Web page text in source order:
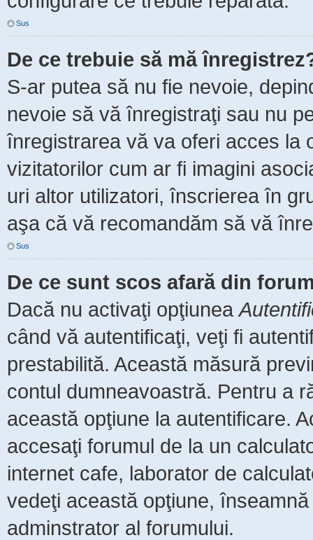
Sus
De ce trebuie să mă
S-ar putea să nu fie nevoie,
nevoie să vă înregistraţi sau nu
înregistrarea vă va oferi acces la
vizitatorilor cum ar fi imagini
uri altor utilizatori, înscrierea în
aşa că vă recomandăm să vă
Sus
De ce sunt scos afară din
Dacă nu activaţi opţiunea
când vă autentificaţi, veţi fi
prestabilită. Această măsură
contul dumneavoastră. Pentru a
această opţiune la autentificare.
accesaţi forumul de la un
internet cafe, laborator de
vedeţi această opţiune,
adminstrator al forumului.